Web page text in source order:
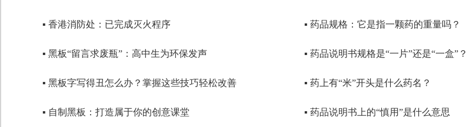
▪ 香港消防处：已完成灭火程序
▪ 黑板“留言求废瓶”：高中生为环保发声
▪ 黑板字写得丑怎么办？掌握这些技巧轻松改善
▪ 自制黑板：打造属于你的创意课堂
▪ 药品规格：它是指一颗药的重量吗？
▪ 药品说明书规格是“一片”还是“一盒”？
▪ 药上有“米”开头是什么药名？
▪ 药品说明书上的“慎用”是什么意思